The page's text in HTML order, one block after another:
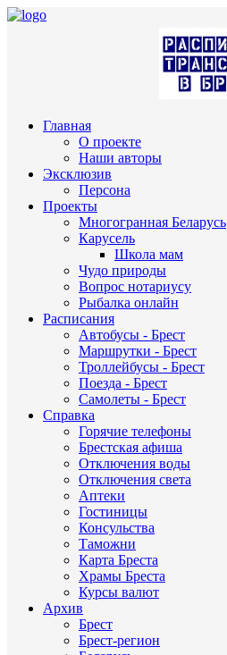
Главная
О проекте
Наши авторы
Эксклюзив
Персона
Проекты
Многогранная Беларусь
Карусель
Школа мам
Чудо природы
Вопрос нотариусу
Рыбалка онлайн
Расписания
Автобусы - Брест
Маршрутки - Брест
Троллейбусы - Брест
Поезда - Брест
Самолеты - Брест
Справка
Горячие телефоны
Брестская афиша
Отключения воды
Отключения света
Аптеки
Гостиницы
Консульства
Таможни
Карта Бреста
Храмы Бреста
Курсы валют
Архив
Брест
Брест-регион